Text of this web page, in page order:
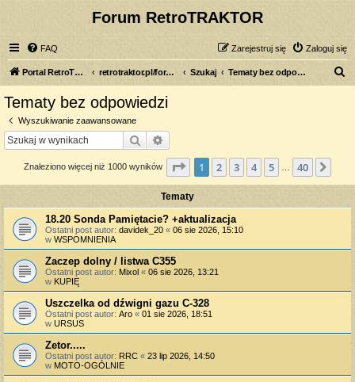
Forum RetroTRAKTOR
FAQ Zaloguj się
Zarejestruj się
Portal RetroTRAKTOR.pl retrotraktor.pl/forum Szukaj Tematy bez odpowiedzi
Tematy bez odpowiedzi
Wyszukiwanie zaawansowane
Szukaj
Znaleziono więcej niż 1000 wyników Strona z40
1 2 3 4 5 40
Tematy
18.20 Sonda Pamiętacie? +aktualizacja
Ostatni post autor: davidek_20 « 06 sie 2026, 15:10
w WSPOMNIENIA
Zaczep dolny / listwa C355
Ostatni post autor: Mixol « 06 sie 2026, 13:21
w KUPIĘ
Uszczelka od dźwigni gazu C-328
Ostatni post autor: Aro « 01 sie 2026, 18:51
w URSUS
Zetor.....
Ostatni post autor: RRC « 23 lip 2026, 14:50
w MOTO-OGÓLNIE